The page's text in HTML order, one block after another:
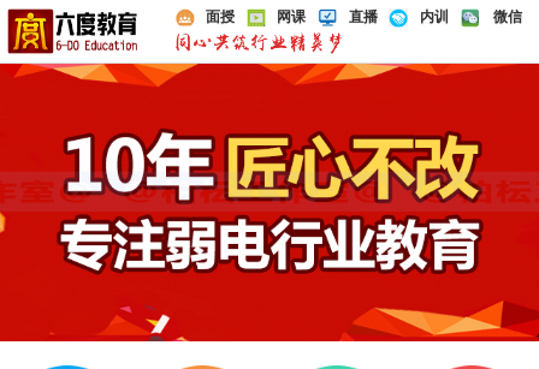
面授 网课 直播 内训 微信